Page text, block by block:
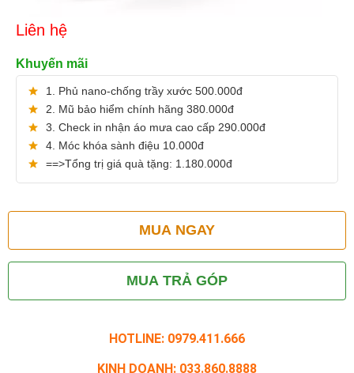
Liên hệ
Khuyến mãi
1. Phủ nano-chống trầy xước 500.000đ
2. Mũ bảo hiểm chính hãng 380.000đ
3. Check in nhận áo mưa cao cấp 290.000đ
4. Móc khóa sành điệu 10.000đ
==>Tổng trị giá quà tặng: 1.180.000đ
MUA NGAY
MUA TRẢ GÓP
HOTLINE: 0979.411.666
KINH DOANH: 033.860.8888